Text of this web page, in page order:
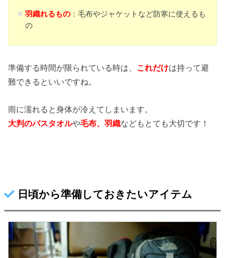
羽織れるもの：毛布やジャケットなど防寒に使えるも
の
準備する時間が限られている時は、 これだけは持って避
難できるといいですね。
雨に濡れると身体が冷えてしまいます。
大判のバスタオルや毛布、羽織などもとても大切です！
日頃から準備しておきたいアイテム